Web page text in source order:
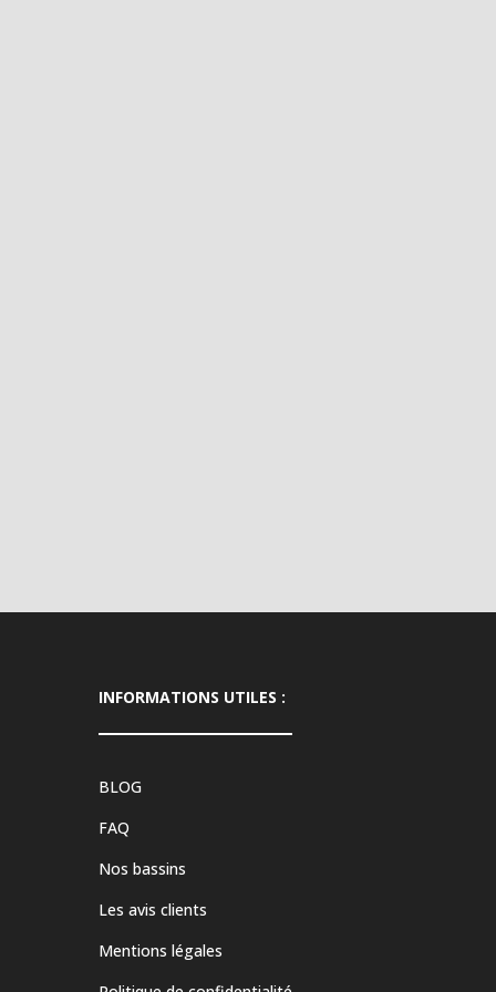
INFORMATIONS UTILES :
BLOG
FAQ
Nos bassins
Les avis clients
Mentions légales